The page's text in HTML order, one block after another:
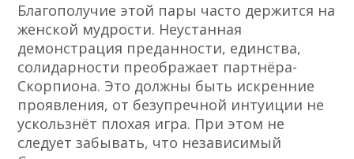
Благополучие этой пары часто держится на
женской мудрости. Неустанная
демонстрация преданности, единства,
солидарности преображает партнёра-
Скорпиона. Это должны быть искренние
проявления, от безупречной интуиции не
ускользнёт плохая игра. При этом не
следует забывать, что независимый